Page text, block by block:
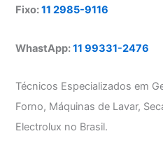
Fixo:11 2985-9116
WhastApp:11 99331-2476
Técnicos Especializados em
Forno, Máquinas de Lavar,
Electrolux no Brasil.